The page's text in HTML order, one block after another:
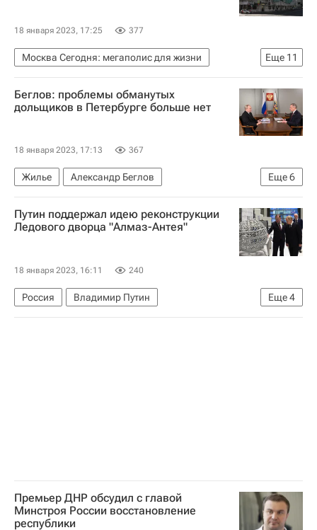
18 января 2023, 17:25 377
Еще 11
Москва Сегодня: мегаполис для жизни
Москва
Сергей Собянин
Россия
Комплекс городского хозяйства Москвы
Капремонт в Москве
Ремонт
Памятники
Архитектура
Беглов: проблемы обманутых
дольщиков в Петербурге больше нет
18 января 2023, 17:13 367
Еще6
Жилье
Александр Беглов
Владимир Путин
Санкт-Петербург
Россия
Обманутые дольщики в России
Дольщики
Путин поддержал идею реконструкции
Ледового дворца "Алмаз-Антея"
18 января 2023, 16:11 240
Еще4
Россия
Владимир Путин
Концерн ПВО "Алмаз-Антей"
Премьер ДНР обсудил с главой
Минстроя России восстановление
республики